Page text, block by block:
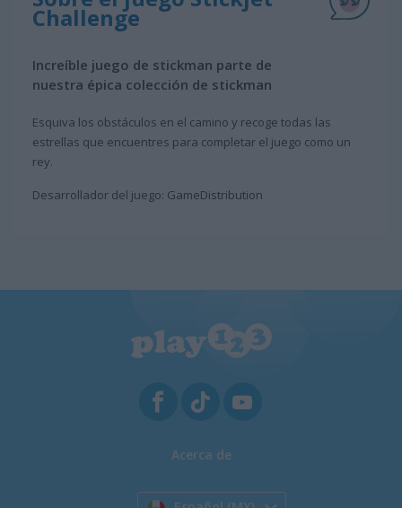
Challenge
Increíble juego de stickman parte de
nuestra épica colección de stickman
Esquiva los obstáculos en el camino y recoge todas las
estrellas que encuentres para completar el juego como un
rey.
Desarrollador del juego: GameDistribution
Acerca de